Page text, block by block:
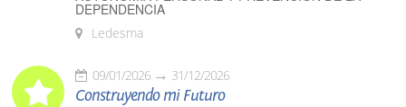
DEPENDENCIA
Ledesma
09/01/2026 31/12/2026
Construyendo mi Futuro